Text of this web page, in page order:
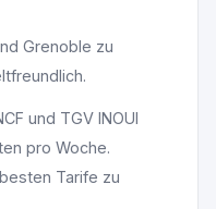
Grenoble zu
und TGV INOUI
pro Woche.
Tarife zu